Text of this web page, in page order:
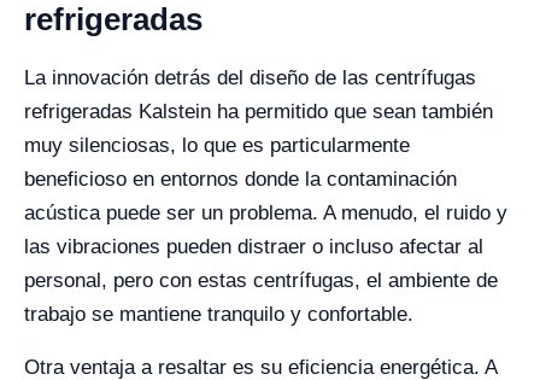
refrigeradas
La innovación detrás del diseño de las centrífugas
refrigeradas Kalstein ha permitido que sean también
muy silenciosas, lo que es particularmente
beneficioso en entornos donde la contaminación
acústica puede ser un problema. A menudo, el ruido y
las vibraciones pueden distraer o incluso afectar al
personal, pero con estas centrífugas, el ambiente de
trabajo se mantiene tranquilo y confortable.
Otra ventaja a resaltar es su eficiencia energética. A